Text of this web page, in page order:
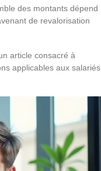
des montants dépend
de revalorisation
article consacré à
applicables aux salariés